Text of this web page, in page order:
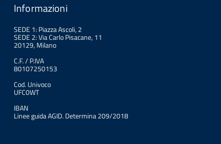
Informazioni
SEDE 1: Piazza Ascoli, 2
SEDE 2: Via Carlo Pisacane, 11
20129, Milano
C.F. / P.IVA
80107250153
Cod. Univoco
UFC0WT
IBAN
Linee guida AGID. Determina 209/2018